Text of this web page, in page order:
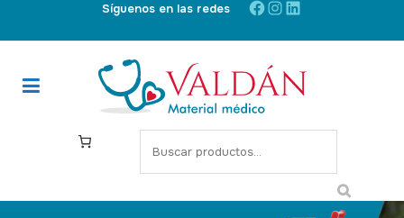
Síguenos en las redes